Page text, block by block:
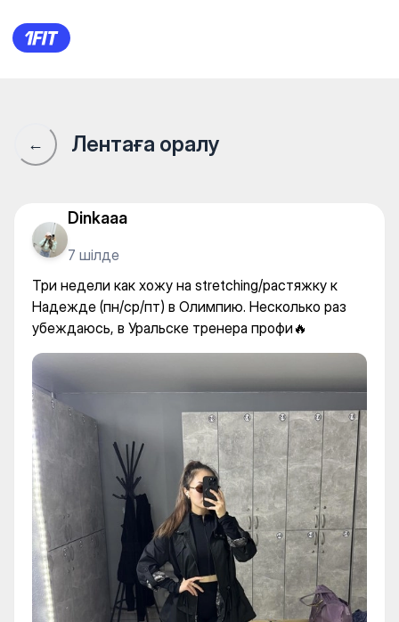
OLYMPIA — Individual classes
← Лентаға оралу
Dinkaaa
7 шілде
Три недели как хожу на stretching/растяжку к
Надежде (пн/ср/пт) в Олимпию. Несколько раз
убеждаюсь, в Уральске тренера профи🔥